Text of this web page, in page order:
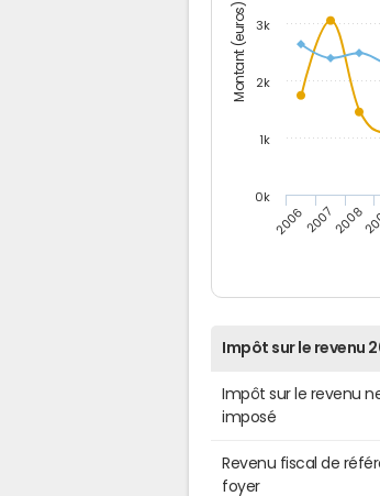
Montant (euros)
200620072008
0k
1k
2k
3k
Impôt sur le revenu
Impôt sur le revenu
imposé
Revenu fiscal de
foyer